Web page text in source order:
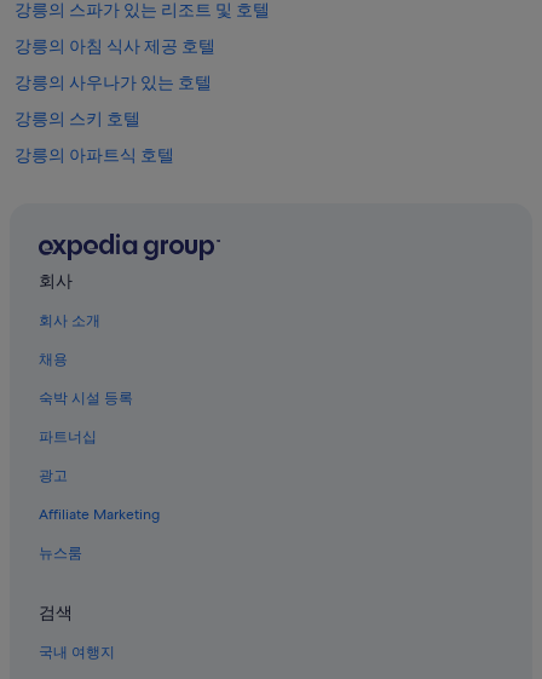
강릉의 스파가 있는 리조트 및 호텔
강릉의 아침 식사 제공 호텔
강릉의 사우나가 있는 호텔
강릉의 스키 호텔
강릉의 아파트식 호텔
강릉의 WiFi 제공 호텔
강릉의 컨트리하우스
강릉의 발코니가 있는 호텔
강릉의 콘도
강릉의 공항 셔틀 제공 호텔
강릉의 비즈니스 호텔
강릉의 전자레인지 구비 호텔
강릉의 타운하우스
강릉의 빌라
회사
회사 소개
채용
숙박 시설 등록
파트너십
광고
Affiliate Marketing
뉴스룸
검색
국내 여행지